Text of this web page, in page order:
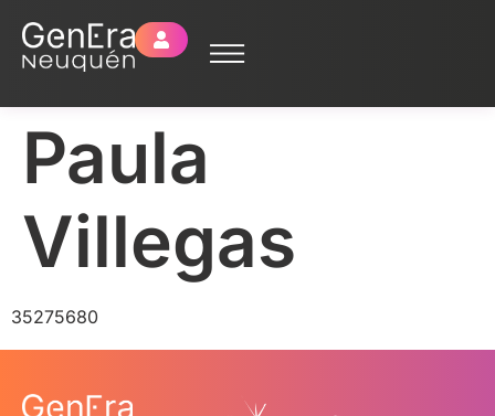
Paula
Villegas
35275680